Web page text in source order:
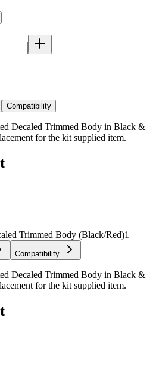
Compatibility
Decaled Trimmed Body in Black &
for the kit supplied item.
Trimmed Body (Black/Red)1
Compatibility
Decaled Trimmed Body in Black &
for the kit supplied item.